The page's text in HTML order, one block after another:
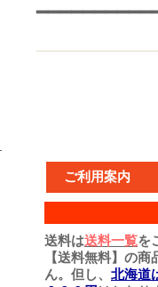
ご利用案内
送料は送料一覧を
【送料無料】の
ん。但し、 北海道